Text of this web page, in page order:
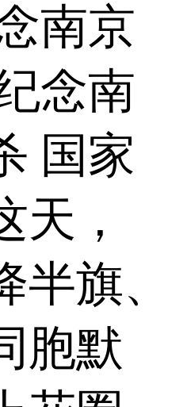
南京
念南
国家
天，
半旗、
胞默